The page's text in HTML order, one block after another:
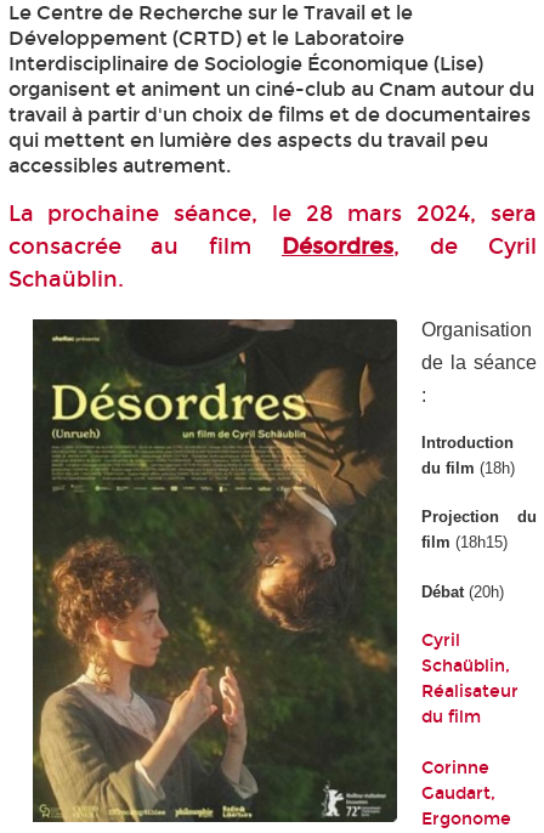
Le Centre de Recherche sur le Travail et le
Développement (CRTD) et le Laboratoire
Interdisciplinaire de Sociologie Économique (Lise)
organisent et animent un ciné-club au Cnam autour du
travail à partir d'un choix de films et de documentaires
qui mettent en lumière des aspects du travail peu
accessibles autrement.
La prochaine séance, le 28 mars 2024, sera
consacrée au film Désordres, de Cyril
Schaüblin.
Organisation
de la séance
:
Introduction
du film (18h)
Projection du
film (18h15)
Débat (20h)
Cyril
Schaüblin,
Réalisateur
du film
Corinne
Gaudart,
Ergonome